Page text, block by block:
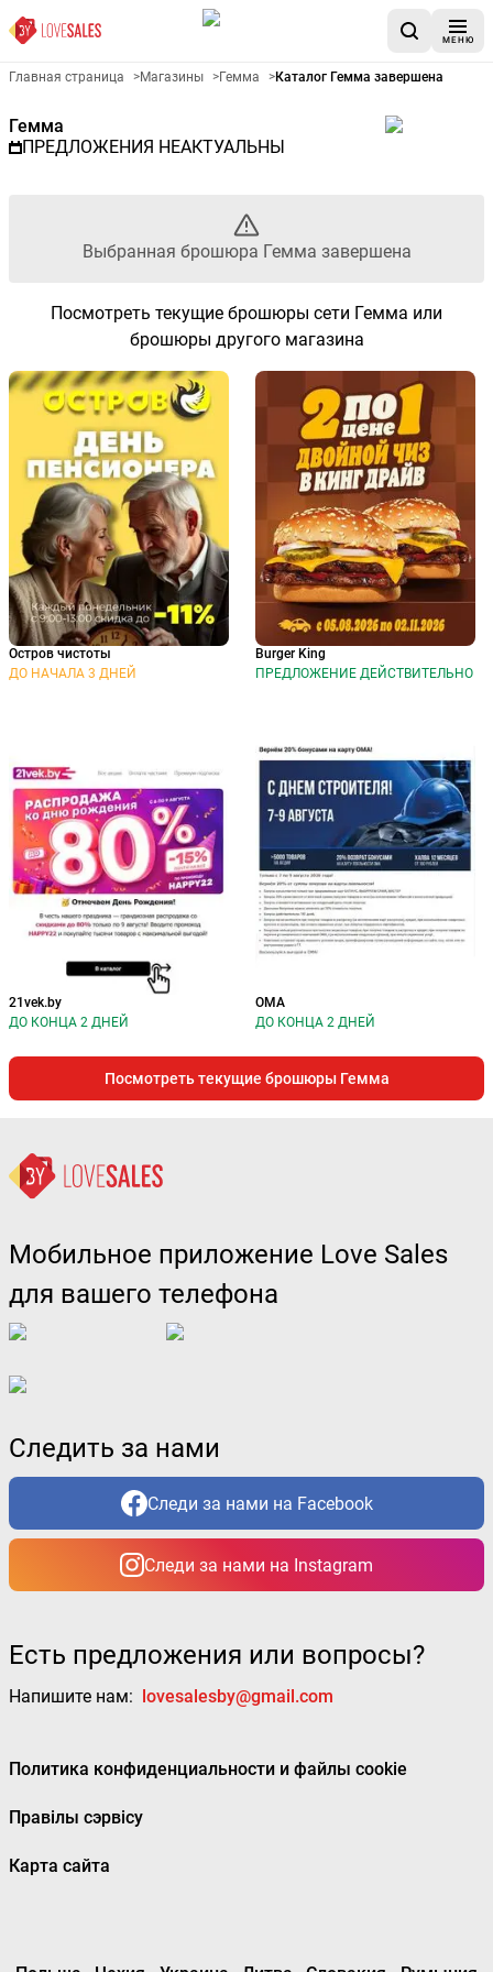
МЕНЮ
Рекламный листовой Гемма
Главная страница >Магазины >Гемма >Каталог Гемма завершена
Гемма
ПРЕДЛОЖЕНИЯ НЕАКТУАЛЬНЫ
Выбранная брошюра Гемма завершена
Посмотреть текущие брошюры сети Гемма или
брошюры другого магазина
Остров чистоты
ДО НАЧАЛА 3 ДНЕЙ
21vek.by
ДО КОНЦА 2 ДНЕЙ
Burger King
ПРЕДЛОЖЕНИЕ ДЕЙСТВИТЕЛЬНО
ОМА
ДО КОНЦА 2 ДНЕЙ
Посмотреть текущие брошюры Гемма
Мобильное приложение Love Sales
для вашего телефона
Следить за нами
Следи за нами на Facebook
Следи за нами на Instagram
Есть предложения или вопросы?
Напишите нам: lovesalesby@gmail.com
Политика конфиденциальности и файлы cookie
Правілы сэрвісу
Карта сайта